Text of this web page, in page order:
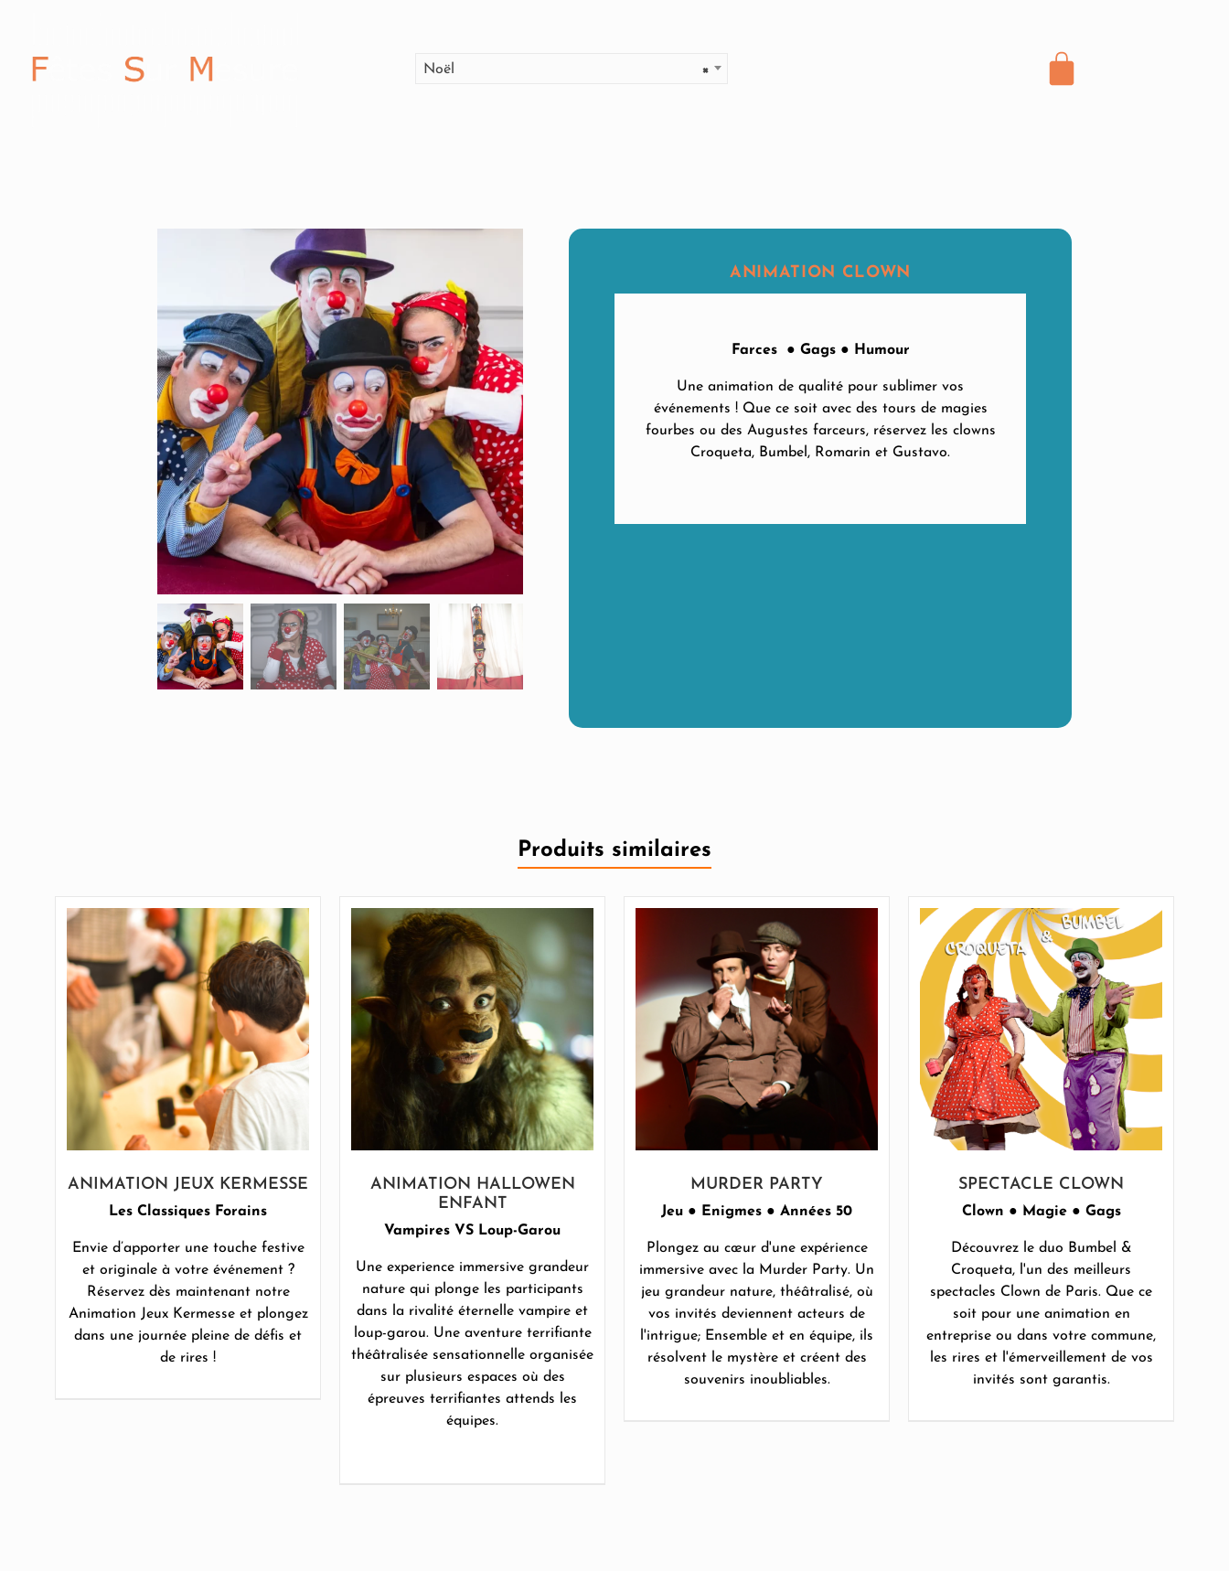
×
Noël
ANIMATION CLOWN
Farces ● Gags ● Humour
Une animation de qualité pour sublimer vos
événements ! Que ce soit avec des tours de magies
fourbes ou des Augustes farceurs, réservez les clowns
Croqueta, Bumbel, Romarin et Gustavo.
Produits similaires
ANIMATION JEUX KERMESSE
Les Classiques Forains
Envie d’apporter une touche festive
et originale à votre événement ?
Réservez dès maintenant notre
Animation Jeux Kermesse et plongez
dans une journée pleine de défis et
de rires !
ANIMATION HALLOWEN
ENFANT
Vampires VS Loup-Garou
Une experience immersive grandeur
nature qui plonge les participants
dans la rivalité éternelle vampire et
loup-garou. Une aventure terrifiante
théâtralisée sensationnelle organisée
sur plusieurs espaces où des
épreuves terrifiantes attends les
équipes.
MURDER PARTY
Jeu ● Enigmes ● Années 50
Plongez au cœur d'une expérience
immersive avec la Murder Party. Un
jeu grandeur nature, théâtralisé, où
vos invités deviennent acteurs de
l'intrigue; Ensemble et en équipe, ils
résolvent le mystère et créent des
souvenirs inoubliables.
SPECTACLE CLOWN
Clown ● Magie ● Gags
Découvrez le duo Bumbel &
Croqueta, l'un des meilleurs
spectacles Clown de Paris. Que ce
soit pour une animation en
entreprise ou dans votre commune,
les rires et l'émerveillement de vos
invités sont garantis.